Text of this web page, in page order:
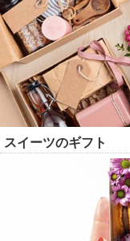
スイーツのギフト